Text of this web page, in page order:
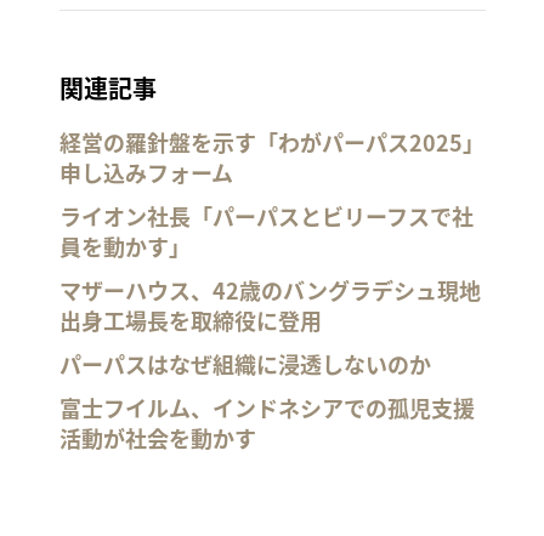
関連記事
経営の羅針盤を示す「わがパーパス2025」
申し込みフォーム
ライオン社長「パーパスとビリーフスで社
員を動かす」
マザーハウス、42歳のバングラデシュ現地
出身工場長を取締役に登用
パーパスはなぜ組織に浸透しないのか
富士フイルム、インドネシアでの孤児支援
活動が社会を動かす